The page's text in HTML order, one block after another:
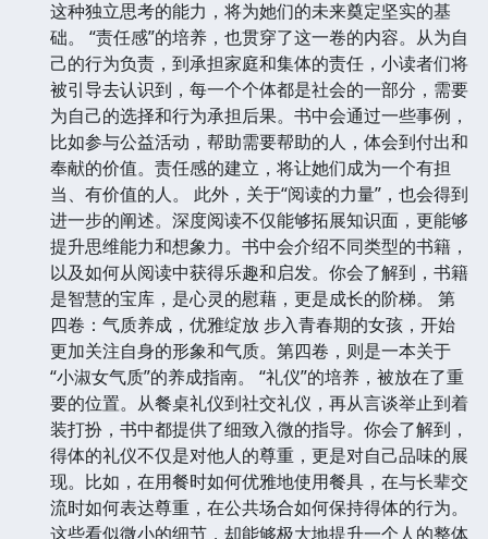
这种独立思考的能力，将为她们的未来奠定坚实的基
础。 “责任感”的培养，也贯穿了这一卷的内容。从为自
己的行为负责，到承担家庭和集体的责任，小读者们将
被引导去认识到，每一个个体都是社会的一部分，需要
为自己的选择和行为承担后果。书中会通过一些事例，
比如参与公益活动，帮助需要帮助的人，体会到付出和
奉献的价值。责任感的建立，将让她们成为一个有担
当、有价值的人。 此外，关于“阅读的力量”，也会得到
进一步的阐述。深度阅读不仅能够拓展知识面，更能够
提升思维能力和想象力。书中会介绍不同类型的书籍，
以及如何从阅读中获得乐趣和启发。你会了解到，书籍
是智慧的宝库，是心灵的慰藉，更是成长的阶梯。 第
四卷：气质养成，优雅绽放 步入青春期的女孩，开始
更加关注自身的形象和气质。第四卷，则是一本关于
“小淑女气质”的养成指南。 “礼仪”的培养，被放在了重
要的位置。从餐桌礼仪到社交礼仪，再从言谈举止到着
装打扮，书中都提供了细致入微的指导。你会了解到，
得体的礼仪不仅是对他人的尊重，更是对自己品味的展
现。比如，在用餐时如何优雅地使用餐具，在与长辈交
流时如何表达尊重，在公共场合如何保持得体的行为。
这些看似微小的细节，却能够极大地提升一个人的整体